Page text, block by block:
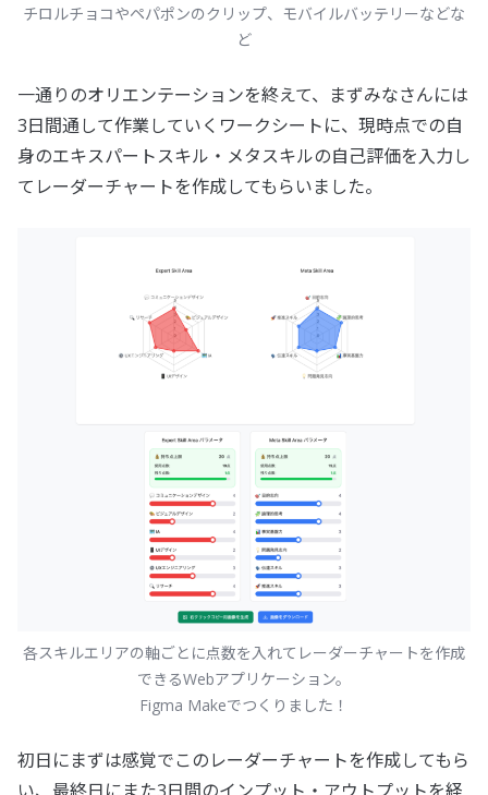
チロルチョコやペパポンのクリップ、モバイルバッテリーなどな
ど
一通りのオリエンテーションを終えて、まずみなさんには
3日間通して作業していくワークシートに、現時点での自
身のエキスパートスキル・メタスキルの自己評価を入力し
てレーダーチャートを作成してもらいました。
各スキルエリアの軸ごとに点数を入れてレーダーチャートを作成
できるWebアプリケーション。
Figma Makeでつくりました！
初日にまずは感覚でこのレーダーチャートを作成してもら
い、最終日にまた3日間のインプット・アウトプットを経